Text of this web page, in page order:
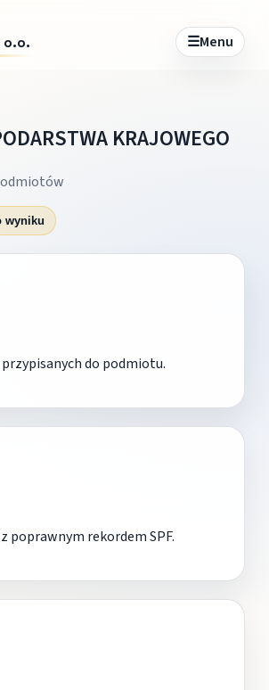
o.o. ☰Menu
KRAJOWEGO
wyniku
do podmiotu.
poprawnym rekordem SPF.